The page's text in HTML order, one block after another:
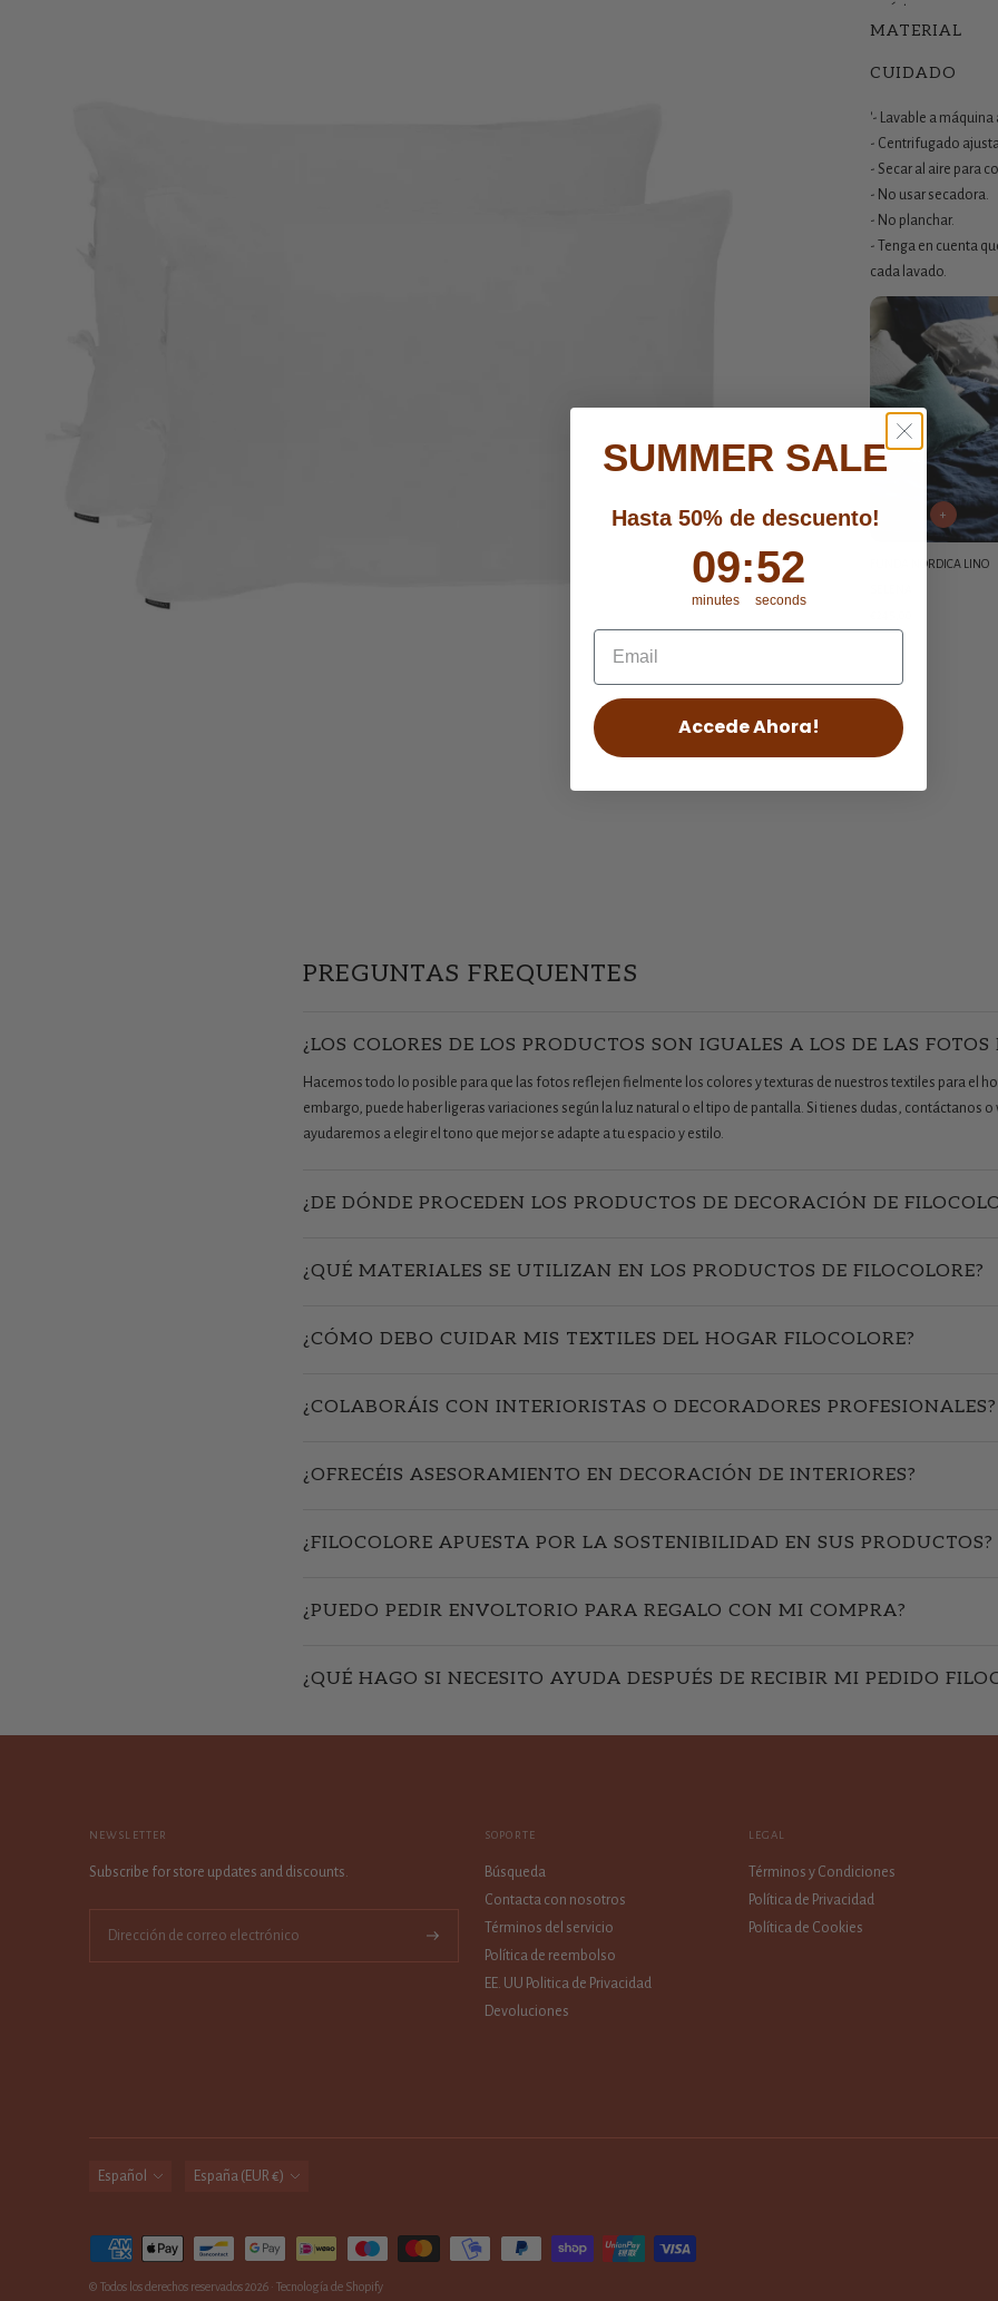
carácter.
naturales cultivadas
Perfecta para
de almohada
aportando ese
MATERIAL
CUIDADO
'- Lavable a máquina
- Centrifugado
- Secar al aire para
- No usar secadora.
- No planchar.
- Tenga en cuenta
cada lavado.
+
FUNDA NORDICA LINO
producto
PREGUNTAS FREQUENTES
¿LOS COLORES DE LOS PRODUCTOS SON IGUALES A LOS DE LAS FOTOS
Hacemos todo lo posible para que las fotos reflejen fielmente los colores y texturas de nuestros textiles para el
embargo, puede haber ligeras variaciones según la luz natural o el tipo de pantalla. Si tienes dudas, contáctanos o
ayudaremos a elegir el tono que mejor se adapte a tu espacio y estilo.
¿DE DÓNDE PROCEDEN LOS PRODUCTOS DE DECORACIÓN DE
¿QUÉ MATERIALES SE UTILIZAN EN LOS PRODUCTOS DE FILOCOLORE?
¿CÓMO DEBO CUIDAR MIS TEXTILES DEL HOGAR FILOCOLORE?
¿COLABORÁIS CON INTERIORISTAS O DECORADORES PROFESIONALES?
¿OFRECÉIS ASESORAMIENTO EN DECORACIÓN DE INTERIORES?
¿FILOCOLORE APUESTA POR LA SOSTENIBILIDAD EN SUS PRODUCTOS?
¿PUEDO PEDIR ENVOLTORIO PARA REGALO CON MI COMPRA?
¿QUÉ HAGO SI NECESITO AYUDA DESPUÉS DE RECIBIR MI PEDIDO
NEWSLETTER
Subscribe for store updates and discounts.
Suscríbase
a
SOPORTE
Búsqueda
Contacta con nosotros
Términos del servicio
Política de reembolso
EE. UU Politica de Privacidad
Devoluciones
LEGAL
Términos y Condiciones
Política de Privacidad
Política de Cookies
idioma
Español moneda
España (EUR €)
Métodos
© Todos los derechos reservados 2026 · Tecnología de Shopify
SUMMER SALE
Hasta 50% de descuento!
Countdown ends in:
9
09
minutes
: 51
51
seconds
Accede Ahora!